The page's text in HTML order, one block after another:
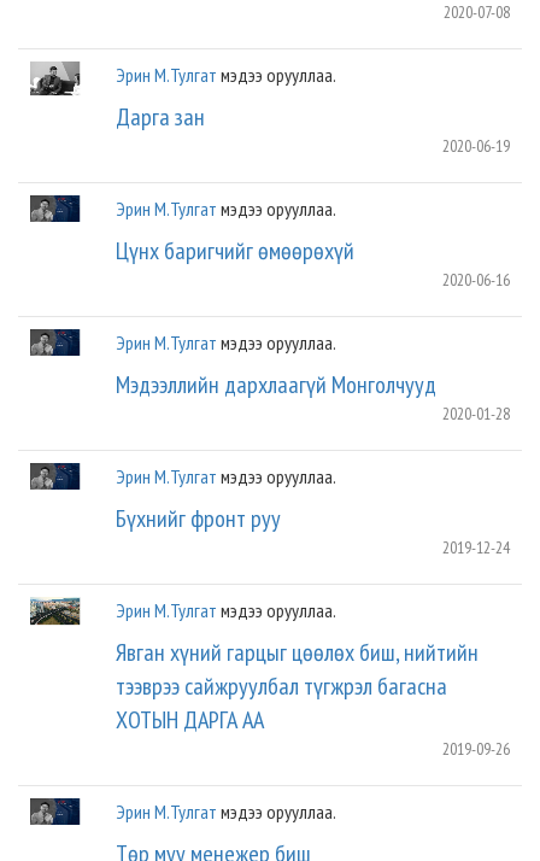
2020-07-08
Эрин М.Тулгат мэдээ орууллаа.
Дарга зан
2020-06-19
Эрин М.Тулгат мэдээ орууллаа.
Цүнх баригчийг өмөөрөхүй
2020-06-16
Эрин М.Тулгат мэдээ орууллаа.
Мэдээллийн дархлаагүй Монголчууд
2020-01-28
Эрин М.Тулгат мэдээ орууллаа.
Бүхнийг фронт руу
2019-12-24
Эрин М.Тулгат мэдээ орууллаа.
Явган хүний гарцыг цөөлөх биш, нийтийн
тээврээ сайжруулбал түгжрэл багасна
ХОТЫН ДАРГА АА
2019-09-26
Эрин М.Тулгат мэдээ орууллаа.
Төр муу менежер биш